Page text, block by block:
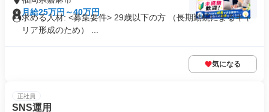
月給25万円～40万円
求める人材: <募集要件> 29歳以下の方 （長期勤続によるキャ
リア形成のため） ...
気になる
正社員
SNS運用